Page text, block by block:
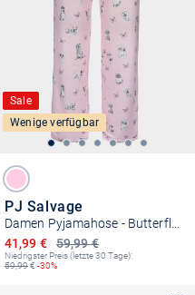
Sale
Wenige verfügbar
PJ Salvage
59,99 €
Ermäßigter Preis
41,99 €
Niedrigster Preis (letzte 30 Tage):
59,99€ -30%